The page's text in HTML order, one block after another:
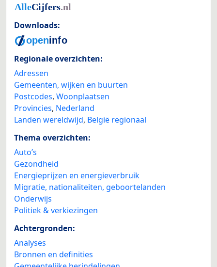
Downloads:
Regionale overzichten:
Adressen
Gemeenten, wijken en buurten
Postcodes, Woonplaatsen
Provincies, Nederland
Landen wereldwijd, België regionaal
Thema overzichten:
Auto’s
Gezondheid
Energieprijzen en energieverbruik
Migratie, nationaliteiten, geboortelanden
Onderwijs
Politiek & verkiezingen
Achtergronden:
Analyses
Bronnen en definities